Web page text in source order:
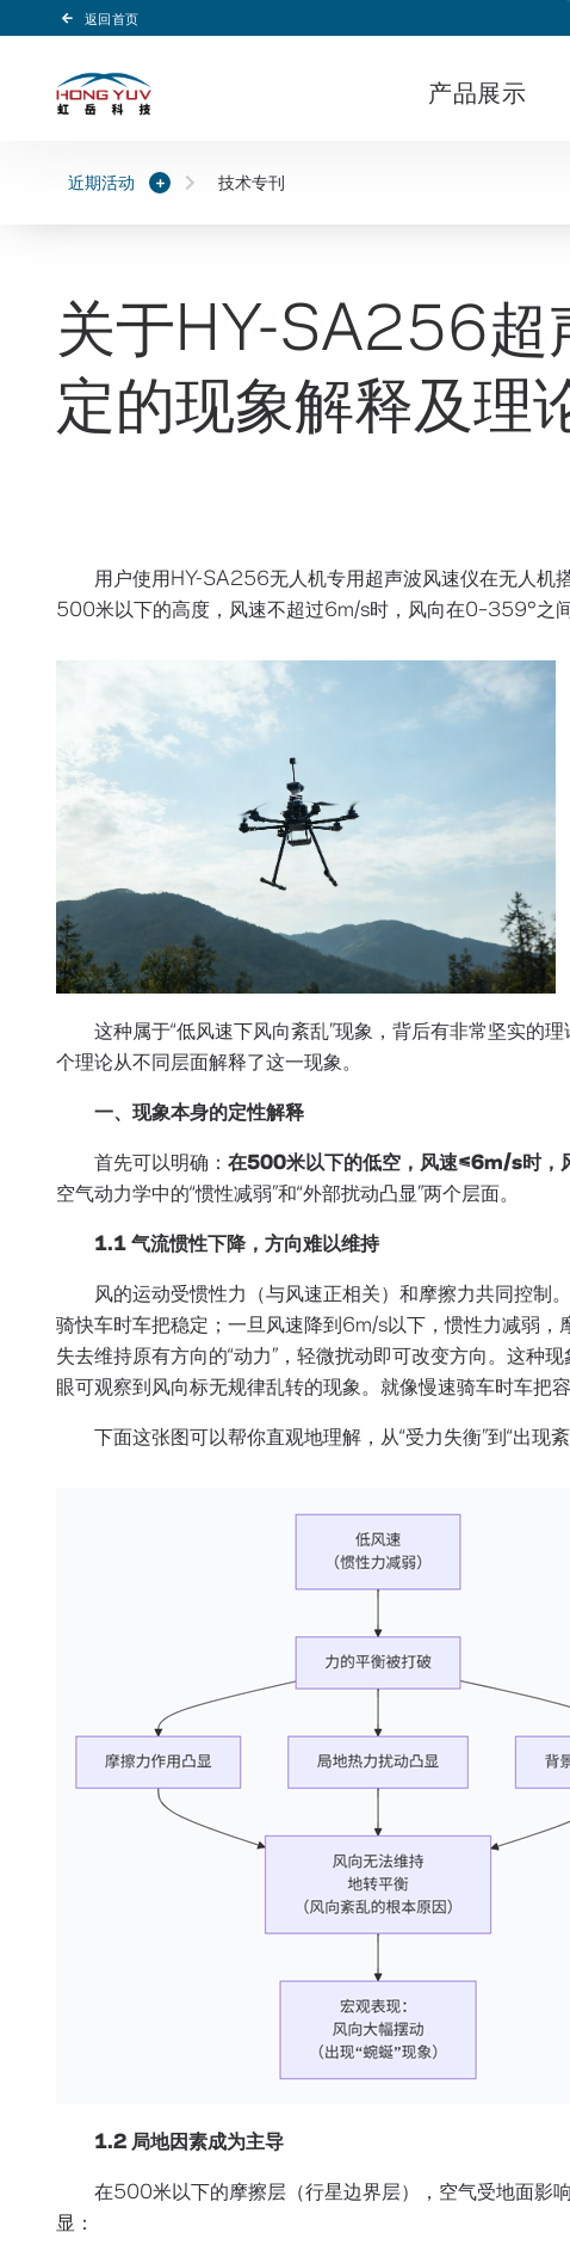
返回首页
Header Logo 产品展示
近期活动 技术专刊
关于HY-SA256超
定的现象解释及理
用户使用HY-SA256无人机专用超声波风速仪在无人机
500米以下的高度，风速不超过6m/s时，风向在0–359°之
这种属于“低风速下风向紊乱”现象，背后有非常坚实的
个理论从不同层面解释了这一现象。
一、现象本身的定性解释
首先可以明确： 在500米以下的低空，风速≤6m/s时，
空气动力学中的“惯性减弱”和“外部扰动凸显”两个层面。
1.1 气流惯性下降，方向难以维持
风的运动受惯性力（与风速正相关）和摩擦力共同控制
骑快车时车把稳定；一旦风速降到6m/s以下，惯性力减弱
失去维持原有方向的“动力”，轻微扰动即可改变方向。这种
眼可观察到风向标无规律乱转的现象。就像慢速骑车时车把容
下面这张图可以帮你直观地理解，从“受力失衡”到“出现
1.2 局地因素成为主导
在500米以下的摩擦层（行星边界层），空气受地面影
显：